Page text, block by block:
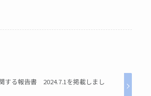
する報告書 2024.7.1を掲載しまし